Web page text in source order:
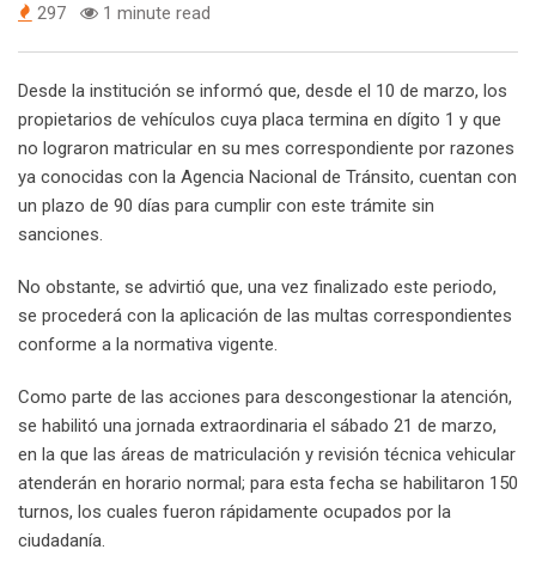
297 1 minute read
Desde la institución se informó que, desde el 10 de marzo, los
propietarios de vehículos cuya placa termina en dígito 1 y que
no lograron matricular en su mes correspondiente por razones
ya conocidas con la Agencia Nacional de Tránsito, cuentan con
un plazo de 90 días para cumplir con este trámite sin
sanciones.
No obstante, se advirtió que, una vez finalizado este periodo,
se procederá con la aplicación de las multas correspondientes
conforme a la normativa vigente.
Como parte de las acciones para descongestionar la atención,
se habilitó una jornada extraordinaria el sábado 21 de marzo,
en la que las áreas de matriculación y revisión técnica vehicular
atenderán en horario normal; para esta fecha se habilitaron 150
turnos, los cuales fueron rápidamente ocupados por la
ciudadanía.